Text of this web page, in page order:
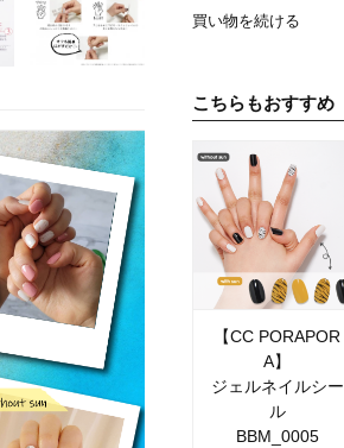
買い物を続ける
こちらもおすすめ
【CC PORAPOR
A】
ジェルネイルシー
ル
BBM_0005